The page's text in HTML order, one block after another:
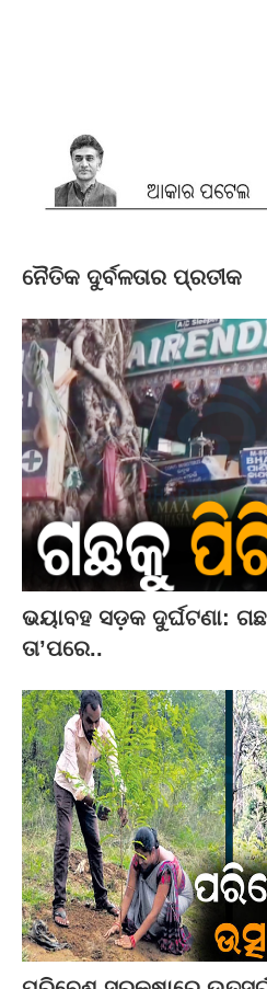
ନୈତିକ ଦୁର୍ବଳତାର ପ୍ରତୀକ
ଭୟାବହ ସଡ଼କ ଦୁର୍ଘଟଣା:
ତା’ପରେ..